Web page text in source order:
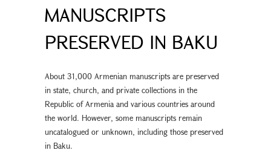
MANUSCRIPTS
PRESERVED IN BAKU
About 31,000 Armenian manuscripts are preserved
in state, church, and private collections in the
Republic of Armenia and various countries around
the world. However, some manuscripts remain
uncatalogued or unknown, including those preserved
in Baku.